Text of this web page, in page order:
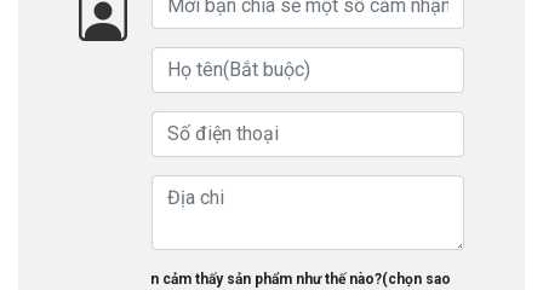
Bạn cảm thấy sản phẩm như thế nào?(chọn sao